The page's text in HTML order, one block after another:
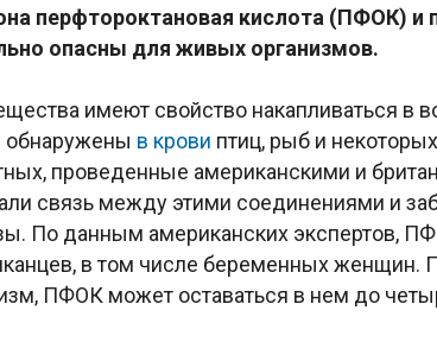
перфтороктановая кислота (ПФОК) и
опасны для живых организмов.
имеют свойство накапливаться в
обнаружены в крови птиц, рыб и
проведенные американскими и
связь между этими соединениями и
По данным американских экспертов,
в том числе беременных женщин.
ПФОК может оставаться в нем до